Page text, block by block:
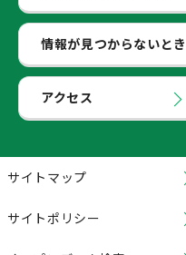
情報が見つからないと
アクセス
サイトマップ
サイトポリシー